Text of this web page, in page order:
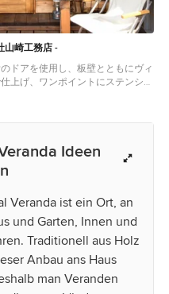
山崎工務店 -
ドアを使用し、板壁とともにヴィ
上げ、ワンポイントにステンシル
Ideen
Veranda ist ein Ort, an
und Garten, Innen und
Traditionell aus Holz
Anbau ans Haus
man Veranden